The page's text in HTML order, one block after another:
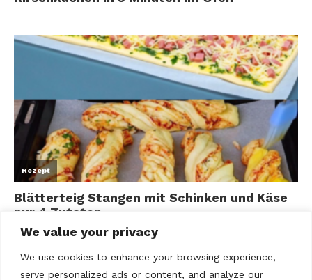
We value your privacy
We use cookies to enhance your browsing experience,
serve personalized ads or content, and analyze our